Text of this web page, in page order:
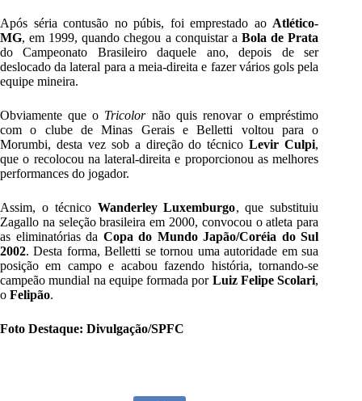
Após séria contusão no púbis, foi emprestado ao Atlético-
MG, em 1999, quando chegou a conquistar a Bola de Prata
do Campeonato Brasileiro daquele ano, depois de ser
deslocado da lateral para a meia-direita e fazer vários gols pela
equipe mineira.
Obviamente que o Tricolornão quis renovar o empréstimo
com o clube de Minas Gerais e Belletti voltou para o
Morumbi, desta vez sob a direção do técnicoLevir Culpi,
que o recolocou na lateral-direita e proporcionou as melhores
performances do jogador.
Assim, o técnico Wanderley Luxemburgo, que substituiu
Zagallo na seleção brasileira em 2000, convocou o atleta para
as eliminatórias da Copa do Mundo Japão/Coréia do Sul
2002. Desta forma, Belletti se tornou uma autoridade em sua
posição em campo e acabou fazendo história, tornando-se
campeão mundial na equipe formada porLuiz Felipe Scolari,
o Felipão.
Foto Destaque: Divulgação/SPFC